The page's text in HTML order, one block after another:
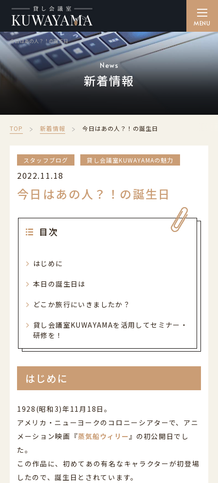
貸し会議室を探す
SEARCH
備品・ケータリング
ご利用方法
HOW TO
ACCESS
よくある質問
FAQ
052-589-6850
電話受付時間
今日はあの人？！の誕生日
News
新着情報
TOP 新着情報 今日はあの人？！の誕生日
スタッフブログ 貸し会議室KUWAYAMAの魅力
2022.11.18
今日はあの人？！の誕生日
目次
はじめに
本日の誕生日は
どこか旅行にいきましたか？
貸し会議室KUWAYAMAを活用してセミナー・
研修を！
はじめに
1928(昭和3)年11月18日。
アメリカ・ニューヨークのコロニーシアターで、アニ
メーション映画 『蒸気船ウィリー』の初公開日でし
た。
この作品に、初めてあの有名なキャラクターが初登場
したので、誕生日とされています。